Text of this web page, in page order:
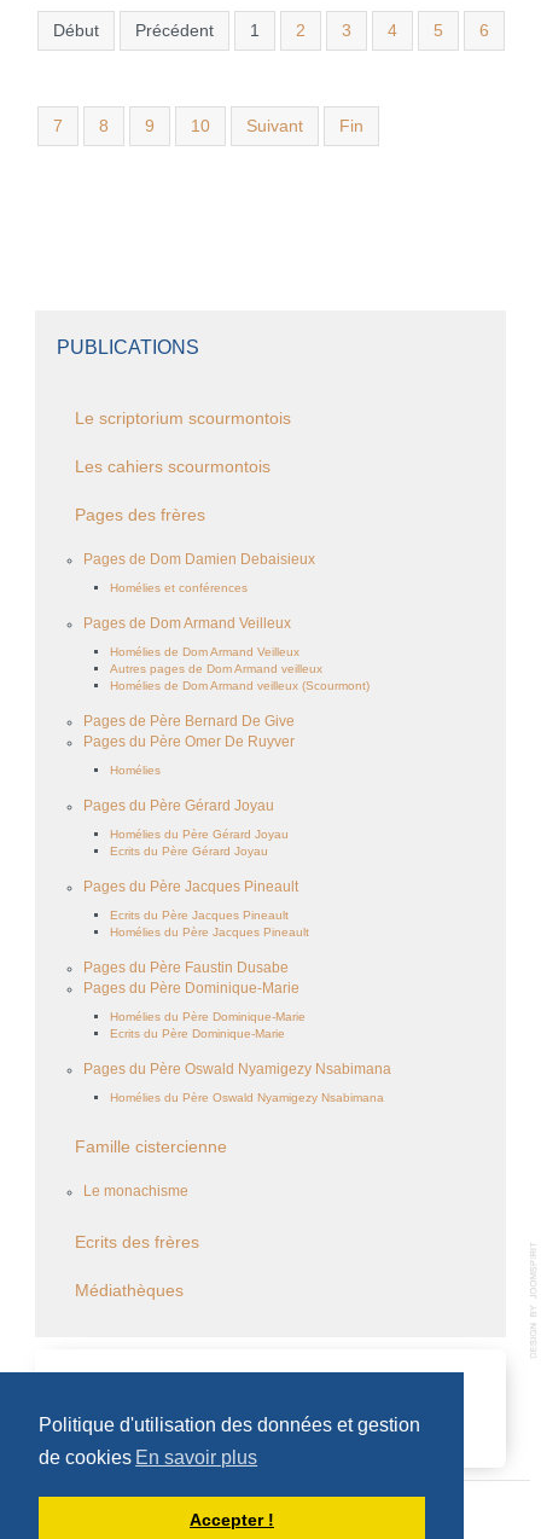
Politique d'utilisation des données et gestion
de cookies En savoir plus
Accepter !
Début Précédent 1 2 3 4 5 6
7 8 9 10 Suivant Fin
PUBLICATIONS
Le scriptorium scourmontois
Les cahiers scourmontois
Pages des frères
Pages de Dom Damien Debaisieux
Homélies et conférences
Pages de Dom Armand Veilleux
Homélies de Dom Armand Veilleux
Autres pages de Dom Armand veilleux
Homélies de Dom Armand veilleux (Scourmont)
Pages de Père Bernard De Give
Pages du Père Omer De Ruyver
Homélies
Pages du Père Gérard Joyau
Homélies du Père Gérard Joyau
Ecrits du Père Gérard Joyau
Pages du Père Jacques Pineault
Ecrits du Père Jacques Pineault
Homélies du Père Jacques Pineault
Pages du Père Faustin Dusabe
Pages du Père Dominique-Marie
Homélies du Père Dominique-Marie
Ecrits du Père Dominique-Marie
Pages du Père Oswald Nyamigezy Nsabimana
Homélies du Père Oswald Nyamigezy Nsabimana
Famille cistercienne
Le monachisme
Ecrits des frères
Médiathèques
Aucun évènement